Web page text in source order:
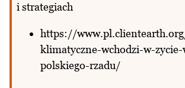
i strategiach
https://
klimatyczne-wchodzi-w-
polskiego-rzadu/